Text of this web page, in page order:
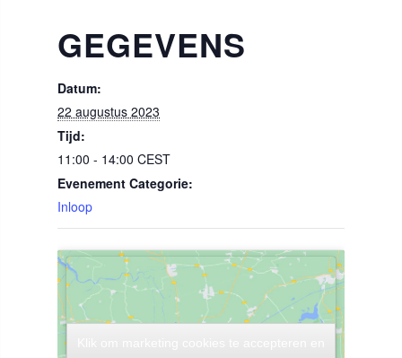
GEGEVENS
Datum:
22 augustus 2023
Tijd:
11:00 - 14:00 CEST
Evenement Categorie:
Inloop